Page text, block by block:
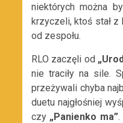
niektórych można
krzyczeli, ktoś stał z
od zespołu.
RLO zaczęli od
nie traciły na sile.
przeżywali chyba
duetu najgłośniej
czy „Panienko ma”.